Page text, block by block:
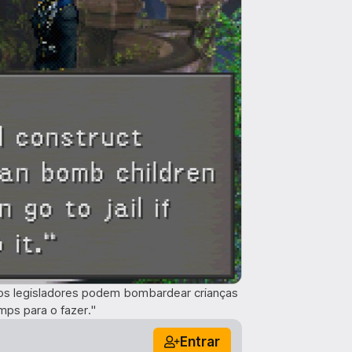
legisladores podem bombardear crianças
para o fazer."
Entrar